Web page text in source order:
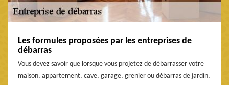
Les formules proposées par les entreprises de
débarras
Vous devez savoir que lorsque vous projetez de débarrasser votre
maison, appartement, cave, garage, grenier ou débarras de jardin,